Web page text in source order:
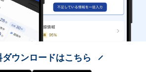
ダウンロードはこちら